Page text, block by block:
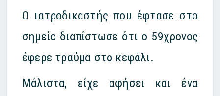
Ο ιατροδικαστής που έφτασε στο
σημείο διαπίστωσε ότι ο 59χρονος
έφερε τραύμα στο κεφάλι.
Μάλιστα, είχε αφήσει και ένα